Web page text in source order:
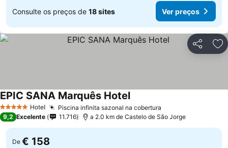
Consulte os preços de 18 sites Ver preços
Partilhar
5 Estrelas Hotel Piscina infinita sazonal na cobertura
EPIC SANA Marquês HotelVer preços
9,2 Excelente 11.716 a 2.0 km de Castelo de São Jorge
De € 158